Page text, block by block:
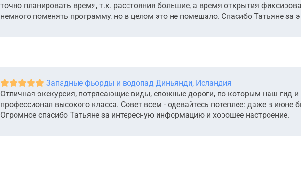
точно планировать время, т.к. расстояния большие, а время открытия
немного поменять программу, но в целом это не помешало. Спасибо Татьяне за
Западные фьорды и водопад Диньянди, Исландия
Отличная экскурсия, потрясающие виды, сложные дороги, по которым наш гид и
профессионал высокого класса. Совет всем - одевайтесь потеплее: даже в июне
Огромное спасибо Татьяне за интересную информацию и хорошее настроение.